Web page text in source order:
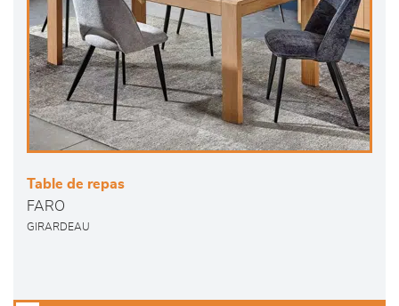
Table de repas
FARO
GIRARDEAU